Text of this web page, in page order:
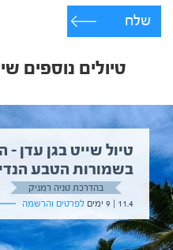
שלח
טיולים נוספים
טיול שייט בגן עדן –
בשמורות הטבע
בהדרכת טניה רמניק
11.4 | 9 ימים
לפרטים והרשמה